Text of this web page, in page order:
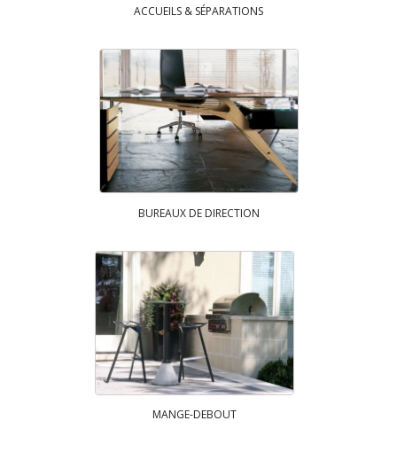
ACCUEILS & SÉPARATIONS
BUREAUX DE DIRECTION
MANGE-DEBOUT